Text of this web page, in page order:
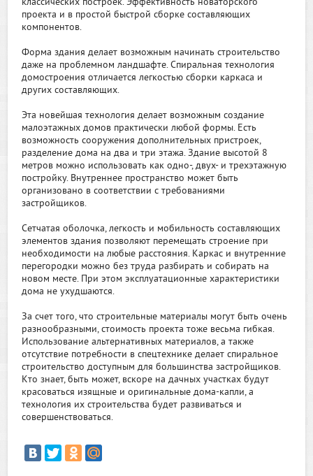
классических построек. Эффективность новаторского
проекта и в простой быстрой сборке составляющих
компонентов.
Форма здания делает возможным начинать строительство
даже на проблемном ландшафте. Спиральная технология
домостроения отличается легкостью сборки каркаса и
других составляющих.
Эта новейшая технология делает возможным создание
малоэтажных домов практически любой формы. Есть
возможность сооружения дополнительных пристроек,
разделение дома на два и три этажа. Здание высотой 8
метров можно использовать как одно-, двух- и трехэтажную
постройку. Внутреннее пространство может быть
организовано в соответствии с требованиями
застройщиков.
Сетчатая оболочка, легкость и мобильность составляющих
элементов здания позволяют перемещать строение при
необходимости на любые расстояния. Каркас и внутренние
перегородки можно без труда разбирать и собирать на
новом месте. При этом эксплуатационные характеристики
дома не ухудшаются.
За счет того, что строительные материалы могут быть очень
разнообразными, стоимость проекта тоже весьма гибкая.
Использование альтернативных материалов, а также
отсутствие потребности в спецтехнике делает спиральное
строительство доступным для большинства застройщиков.
Кто знает, быть может, вскоре на дачных участках будут
красоваться изящные и оригинальные дома-капли, а
технология их строительства будет развиваться и
совершенствоваться.